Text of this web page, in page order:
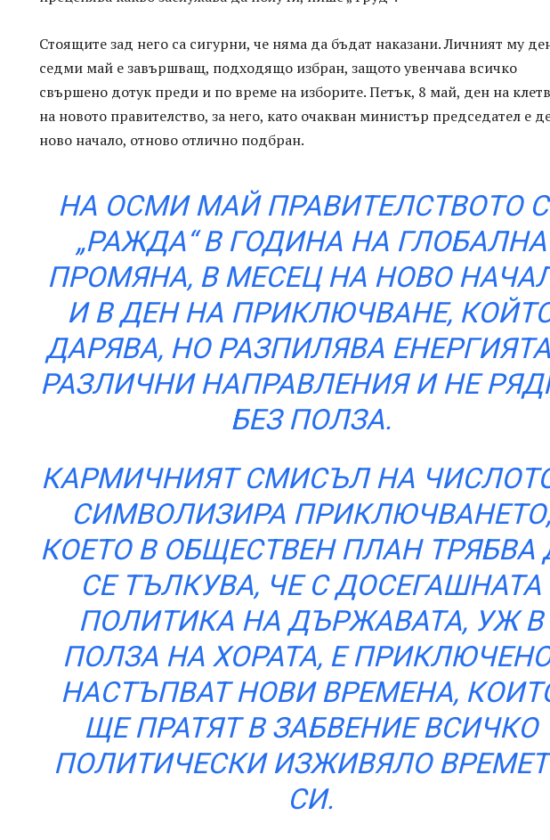
Стоящите зад него са сигурни, че няма да бъдат наказани. Личният му
седми май е завършващ, подходящо избран, защото увенчава всичко
свършено дотук преди и по време на изборите. Петък, 8 май, ден на
на новото правителство, за него, като очакван министър председател е
ново начало, отново отлично подбран.
НА ОСМИ МАЙ ПРАВИТЕЛСТВОТО
„РАЖДА“ В ГОДИНА НА ГЛОБАЛНА
ПРОМЯНА, В МЕСЕЦ НА НОВО
И В ДЕН НА ПРИКЛЮЧВАНЕ,
ДАРЯВА, НО РАЗПИЛЯВА
РАЗЛИЧНИ НАПРАВЛЕНИЯ И НЕ
БЕЗ ПОЛЗА.
КАРМИЧНИЯТ СМИСЪЛ НА
СИМВОЛИЗИРА ПРИКЛЮЧВАНЕТО,
КОЕТО В ОБЩЕСТВЕН ПЛАН ТРЯБВА
СЕ ТЪЛКУВА, ЧЕ С ДОСЕГАШНАТА
ПОЛИТИКА НА ДЪРЖАВАТА, УЖ В
ПОЛЗА НА ХОРАТА, Е
НАСТЪПВАТ НОВИ ВРЕМЕНА,
ЩЕ ПРАТЯТ В ЗАБВЕНИЕ ВСИЧКО
ПОЛИТИЧЕСКИ ИЗЖИВЯЛО
СИ.